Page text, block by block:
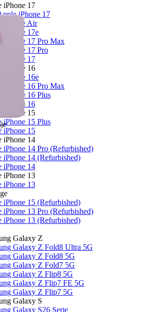
iPhone 17
iPhone 17
iPhone Air
iPhone 17e
iPhone 17 Pro Max
iPhone 17 Pro
iPhone 17
iPhone 16
iPhone 16e
iPhone 16 Pro Max
iPhone 16 Plus
iPhone 16
iPhone 15
iPhone 15 Plus
iPhone 15
iPhone 14
iPhone 14 Pro (Refurbished)
iPhone 14 (Refurbished)
iPhone 14
iPhone 13
iPhone 13
iPhone 15 (Refurbished)
iPhone 13 Pro (Refurbished)
iPhone 13 (Refurbished)
Galaxy Z
Galaxy Z Fold8 Ultra 5G
Galaxy Z Fold8 5G
Galaxy Z Fold7 5G
Galaxy Z Flip8 5G
Galaxy Z Flip7 FE 5G
Galaxy Z Flip7 5G
Galaxy S
Galaxy S26 Serie